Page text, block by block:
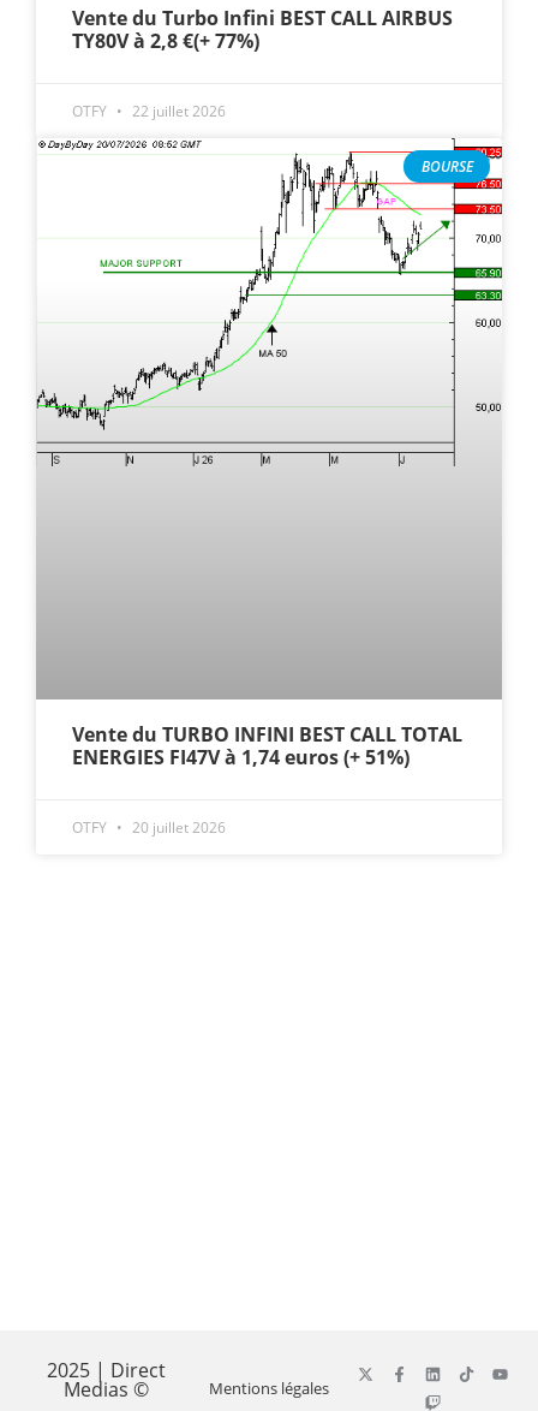
Vente du Turbo Infini BEST CALL AIRBUS
TY80V à 2,8 €(+ 77%)
OTFY 22 juillet 2026
BOURSE
Vente du TURBO INFINI BEST CALL TOTAL
ENERGIES FI47V à 1,74 euros (+ 51%)
OTFY 20 juillet 2026
2025 | Direct
Medias © Mentions légales